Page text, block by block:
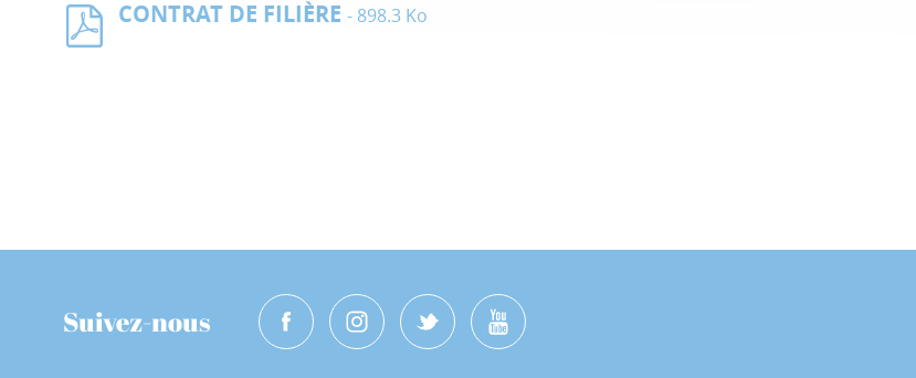
CONTRAT DE FILIÈRE - 898.3 Ko
Suivez-nous